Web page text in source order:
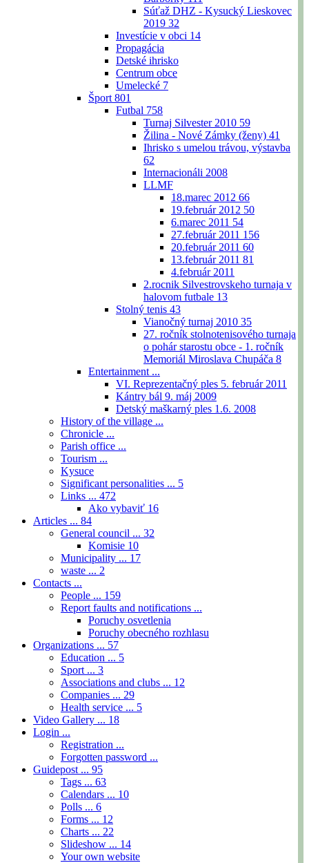
Súťaž DHZ - Kysucký Lieskovec
2019 32
Investície v obci 14
Propagácia
Detské ihrisko
Centrum obce
Umelecké 7
Šport 801
Futbal 758
Turnaj Silvester 2010 59
Žilina - Nové Zámky (ženy) 41
Ihrisko s umelou trávou, výstavba
62
Internacionáli 2008
LLMF
18.marec 2012 66
19.február 2012 50
6.marec 2011 54
27.február 2011 156
20.február 2011 60
13.február 2011 81
4.február 2011
2.rocnik Silvestrovskeho turnaja v
halovom futbale 13
Stolný tenis 43
Vianočný turnaj 2010 35
27. ročník stolnotenisového turnaja
o pohár starostu obce - 1. ročník
Memoriál Miroslava Chupáča 8
Entertainment ...
VI. Reprezentačný ples 5. február 2011
Kántry bál 9. máj 2009
Detský maškarný ples 1.6. 2008
History of the village ...
Chronicle ...
Parish office ...
Tourism ...
Kysuce
Significant personalities ... 5
Links ... 472
Ako vybaviť 16
Articles ... 84
General council ... 32
Komisie 10
Municipality ... 17
waste ... 2
Contacts ...
People ... 159
Report faults and notifications ...
Poruchy osvetlenia
Poruchy obecného rozhlasu
Organizations ... 57
Education ... 5
Sport ... 3
Associations and clubs ... 12
Companies ... 29
Health service ... 5
Video Gallery ... 18
Login ...
Registration ...
Forgotten password ...
Guidepost ... 95
Tags ... 63
Calendars ... 10
Polls ... 6
Forms ... 12
Charts ... 22
Slideshow ... 14
Your own website